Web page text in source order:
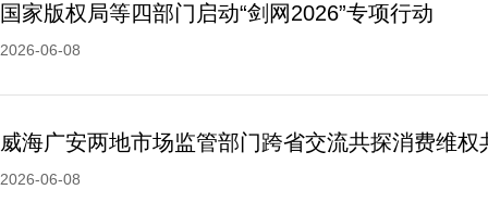
国家版权局等四部门启动“剑网2026”专项行动
2026-06-08
威海广安两地市场监管部门跨省交流共探消费维权
2026-06-08